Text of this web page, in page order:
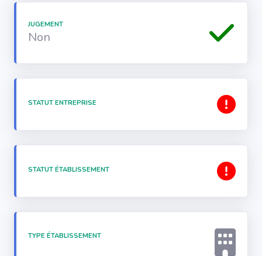
JUGEMENT
Non
STATUT ENTREPRISE
STATUT ÉTABLISSEMENT
TYPE ÉTABLISSEMENT